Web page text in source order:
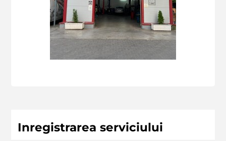
Inregistrarea serviciului